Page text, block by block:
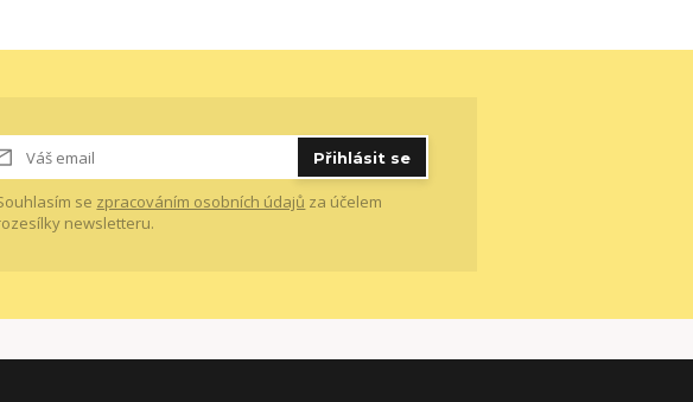
Přihlásit se
se zpracováním osobních údajů za účelem
newsletteru.